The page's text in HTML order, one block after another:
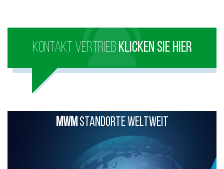
KONTAKT VERTRIEB KLICKEN SIE HIER
MWMSTANDORTE WELTWEIT